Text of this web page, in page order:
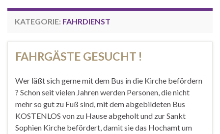
KATEGORIE: FAHRDIENST
FAHRGÄSTE GESUCHT !
Wer läßt sich gerne mit dem Bus in die Kirche befördern
? Schon seit vielen Jahren werden Personen, die nicht
mehr so gut zu Fuß sind, mit dem abgebildeten Bus
KOSTENLOS von zu Hause abgeholt und zur Sankt
Sophien Kirche befördert, damit sie das Hochamt um